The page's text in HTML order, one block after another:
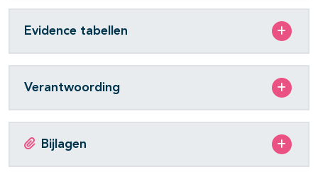
Evidence tabellen
Verantwoording
Bijlagen